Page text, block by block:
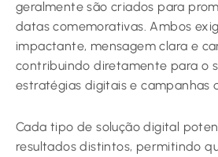
geralmente são criados para
datas comemorativas. Ambos
impactante, mensagem clara e
contribuindo diretamente para o
estratégias digitais e campanhas
Cada tipo de solução digital
resultados distintos, permitindo